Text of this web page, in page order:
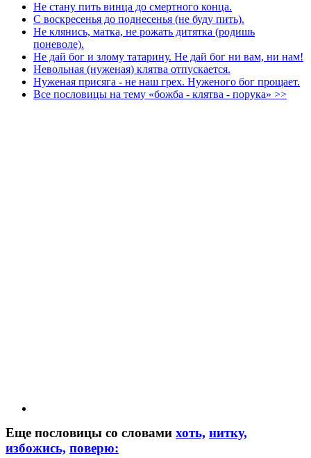
Не стану пить винца до смертного конца.
С воскресенья до поднесенья (не буду пить).
Не клянись, матка, не рожать дитятка (родишь
поневоле).
Не дай бог и злому татарину. Не дай бог ни вам, ни нам!
Невольная (нуженая) клятва отпускается.
Нуженая присяга - не наш грех. Нуженого бог прощает.
Все пословицы на тему «божба - клятва - порука» >>
Еще пословицы со словами хоть, нитку,
избожись, поверю: